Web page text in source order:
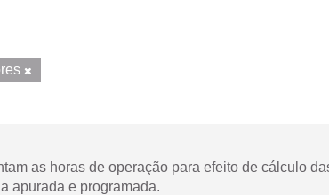
as horas de operação para efeito de cálculo
apurada e programada.